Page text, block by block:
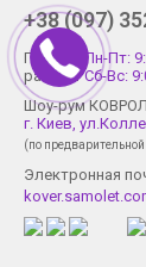
+38 (097)
График
работы
Пн-Пт:
Сб-Вс:
Шоу-рум
г. Киев,
(по
Электронная